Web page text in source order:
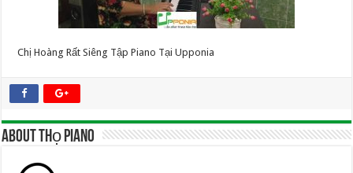
Chị Hoàng Rất Siêng Tập Piano Tại Upponia
About Thọ Piano